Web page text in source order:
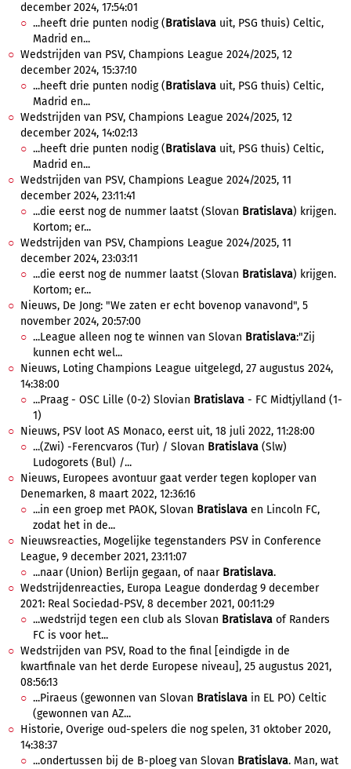
december 2024, 17:54:01
...heeft drie punten nodig (Bratislava uit, PSG thuis) Celtic,
Madrid en...
Wedstrijden van PSV, Champions League 2024/2025, 12
december 2024, 15:37:10
...heeft drie punten nodig (Bratislava uit, PSG thuis) Celtic,
Madrid en...
Wedstrijden van PSV, Champions League 2024/2025, 12
december 2024, 14:02:13
...heeft drie punten nodig (Bratislava uit, PSG thuis) Celtic,
Madrid en...
Wedstrijden van PSV, Champions League 2024/2025, 11
december 2024, 23:11:41
...die eerst nog de nummer laatst (Slovan Bratislava) krijgen.
Kortom; er...
Wedstrijden van PSV, Champions League 2024/2025, 11
december 2024, 23:03:11
...die eerst nog de nummer laatst (Slovan Bratislava) krijgen.
Kortom; er...
Nieuws, De Jong: "We zaten er echt bovenop vanavond", 5
november 2024, 20:57:00
...League alleen nog te winnen van Slovan Bratislava:"Zij
kunnen echt wel...
Nieuws, Loting Champions League uitgelegd, 27 augustus 2024,
14:38:00
...Praag - OSC Lille (0-2) Slovian Bratislava - FC Midtjylland (1-
1)
Nieuws, PSV loot AS Monaco, eerst uit, 18 juli 2022, 11:28:00
...(Zwi) -Ferencvaros (Tur) / Slovan Bratislava (Slw)
Ludogorets (Bul) /...
Nieuws, Europees avontuur gaat verder tegen koploper van
Denemarken, 8 maart 2022, 12:36:16
...in een groep met PAOK, Slovan Bratislava en Lincoln FC,
zodat het in de...
Nieuwsreacties, Mogelijke tegenstanders PSV in Conference
League, 9 december 2021, 23:11:07
...naar (Union) Berlijn gegaan, of naar Bratislava.
Wedstrijdenreacties, Europa League donderdag 9 december
2021: Real Sociedad-PSV, 8 december 2021, 00:11:29
...wedstrijd tegen een club als Slovan Bratislava of Randers
FC is voor het...
Wedstrijden van PSV, Road to the final [eindigde in de
kwartfinale van het derde Europese niveau], 25 augustus 2021,
08:56:13
...Piraeus (gewonnen van Slovan Bratislava in EL PO) Celtic
(gewonnen van AZ...
Historie, Overige oud-spelers die nog spelen, 31 oktober 2020,
14:38:37
...ondertussen bij de B-ploeg van Slovan Bratislava. Man, wat